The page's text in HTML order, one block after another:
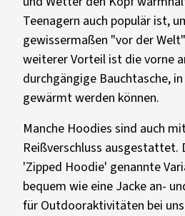
Teenagern auch populär ist,
gewissermaßen "vor der
weiterer Vorteil ist die vorne
durchgängige Bauchtasche,
gewärmt werden können.
Manche Hoodies sind auch
Reißverschluss ausgestattet.
'Zipped Hoodie' genannte
bequem wie eine Jacke an-
für Outdooraktivitäten bei